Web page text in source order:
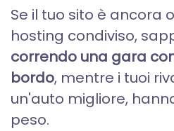
Se il tuo sito è ancora
hosting condiviso,
correndo una gara
bordo, mentre i tuoi
un'auto migliore,
peso.